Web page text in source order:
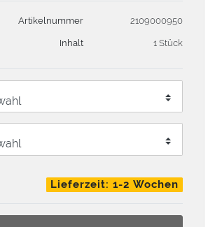
Artikelnummer 2109000950
Inhalt 1 Stück
Lieferzeit: 1-2 Wochen